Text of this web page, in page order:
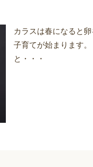
カラスは春になると
子育てが始まります
と・・・